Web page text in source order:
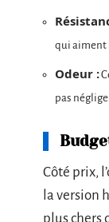
qui aiment
Odeur :
pas
Côté prix,
la version
plus chers